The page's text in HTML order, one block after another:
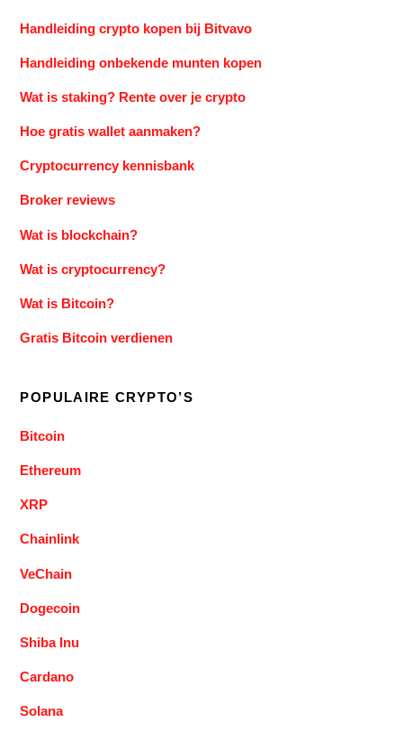
Handleiding crypto kopen bij Bitvavo
Handleiding onbekende munten kopen
Wat is staking? Rente over je crypto
Hoe gratis wallet aanmaken?
Cryptocurrency kennisbank
Broker reviews
Wat is blockchain?
Wat is cryptocurrency?
Wat is Bitcoin?
Gratis Bitcoin verdienen
POPULAIRE CRYPTO’S
Bitcoin
Ethereum
XRP
Chainlink
VeChain
Dogecoin
Shiba Inu
Cardano
Solana